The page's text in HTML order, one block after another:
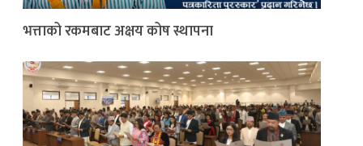
भत्ताको रकमबाट अक्षय कोष स्थापना